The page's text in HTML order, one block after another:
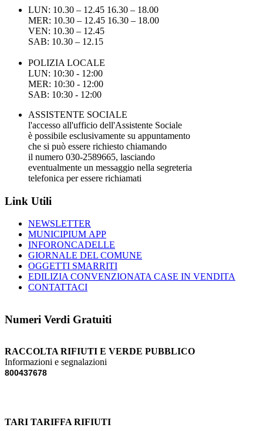
LUN: 10.30 – 12.45 16.30 – 18.00
MER: 10.30 – 12.45 16.30 – 18.00
VEN: 10.30 – 12.45
SAB: 10.30 – 12.15
POLIZIA LOCALE
LUN: 10:30 - 12:00
MER: 10:30 - 12:00
SAB: 10:30 - 12:00
ASSISTENTE SOCIALE
l'accesso all'ufficio dell'Assistente Sociale
è possibile esclusivamente su appuntamento
che si può essere richiesto chiamando
il numero 030-2589665, lasciando
eventualmente un messaggio nella segreteria
telefonica per essere richiamati
Link Utili
NEWSLETTER
MUNICIPIUM APP
INFORONCADELLE
GIORNALE DEL COMUNE
OGGETTI SMARRITI
EDILIZIA CONVENZIONATA CASE IN VENDITA
CONTATTACI
Numeri Verdi Gratuiti
RACCOLTA RIFIUTI E VERDE PUBBLICO
Informazioni e segnalazioni
800437678
TARI TARIFFA RIFIUTI